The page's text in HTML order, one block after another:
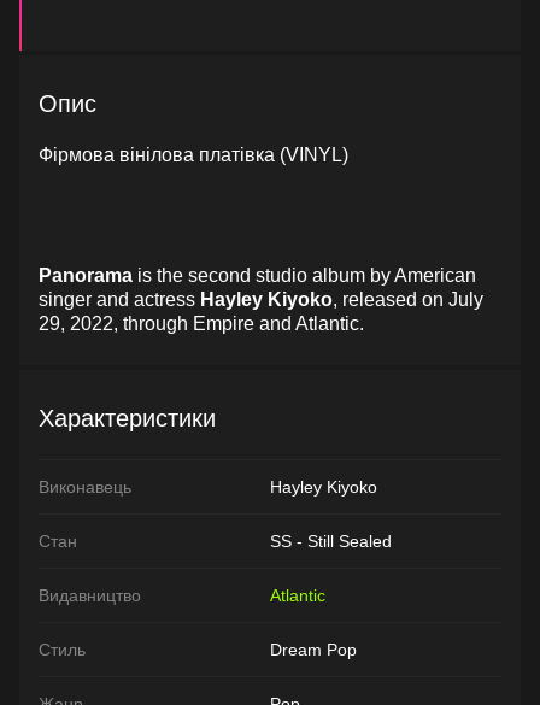
Опис
Фірмова вінілова платівка (VINYL)
Panorama is the second studio album by American
singer and actress Hayley Kiyoko, released on July
29, 2022, through Empire and Atlantic.
Характеристики
Виконавець Hayley Kiyoko
Стан SS - Still Sealed
Видавництво Atlantic
Стиль Dream Pop